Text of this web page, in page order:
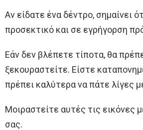
Αν είδατε ένα δέντρο, σημαίνει
προσεκτικό και σε εγρήγορση
Εάν δεν βλέπετε τίποτα, θα
ξεκουραστείτε. Είστε
πρέπει καλύτερα να πάτε λίγες
Μοιραστείτε αυτές τις εικόνες
σας.